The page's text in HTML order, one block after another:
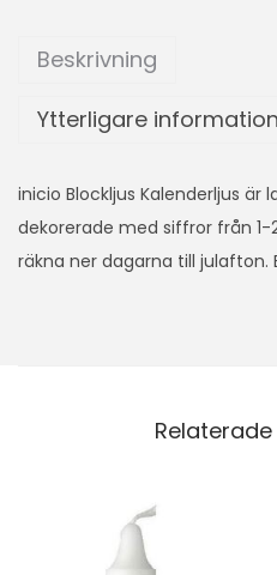
Beskrivning
Ytterligare information
inicio Blockljus Kalenderljus
dekorerade med siffror från
räkna ner dagarna till julafton.